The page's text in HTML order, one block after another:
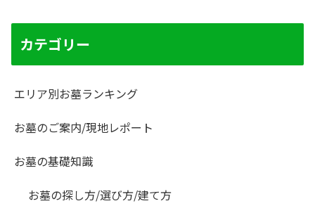
カテゴリー
エリア別お墓ランキング
お墓のご案内/現地レポート
お墓の基礎知識
お墓の探し方/選び方/建て方